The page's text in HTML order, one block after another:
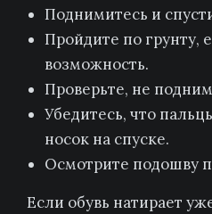
Поднимитесь и
Пройдите по грунту,
возможность.
Проверьте, не
Убедитесь, что
носок на спуске.
Осмотрите подошву
Если обувь натирает